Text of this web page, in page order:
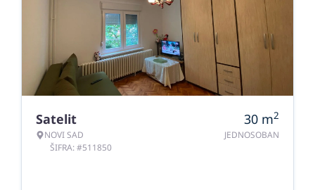
Satelit
NOVI SAD
ŠIFRA: #511850
30 m2
JEDNOSOBAN